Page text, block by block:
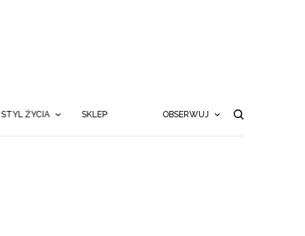
STYL ŻYCIA SKLEP OBSERWUJ